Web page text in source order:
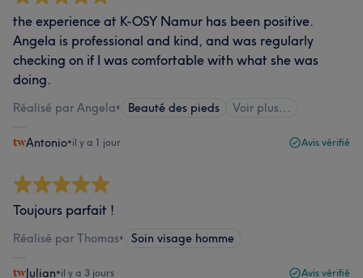
the experience at K-OSY Namur has been positive.
Angela is professional and kind, and was regularly
checking on if I was comfortable with what she was
doing.
Réalisé par Angela• Beauté des pieds Voir plus...
Antonio•il y a 1 jour Avis vérifié
Toujours parfait !
Réalisé par Thomas• Soin visage homme
Julian•il y a 3 jours Avis vérifié